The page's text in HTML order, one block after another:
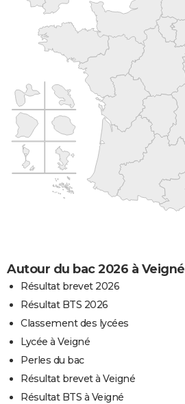
Autour du bac 2026 à Veigné
Résultat brevet 2026
Résultat BTS 2026
Classement des lycées
Lycée à Veigné
Perles du bac
Résultat brevet à Veigné
Résultat BTS à Veigné